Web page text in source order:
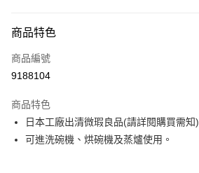
信用卡一次付款
LINE Pay
街口支付
悠遊付
商品特色
商品編號
9188104
商品特色
日本工廠出清微瑕良品(請詳閱購買需知)
可進洗碗機、烘碗機及蒸爐使用。